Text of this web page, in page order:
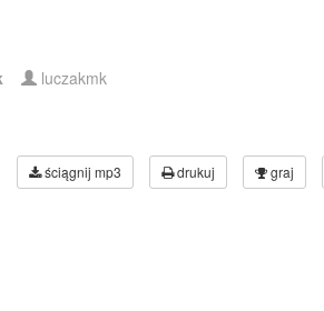
luczakmk
ściągnij mp3 drukuj graj